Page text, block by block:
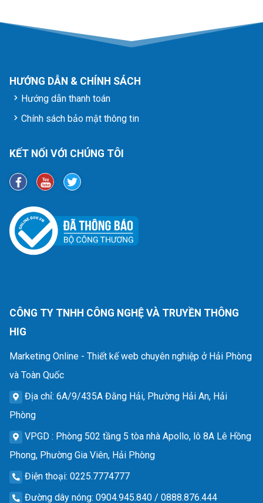
HƯỚNG DẪN & CHÍNH SÁCH
Hướng dẫn thanh toán
Chính sách bảo mật thông tin
KẾT NỐI VỚI CHÚNG TÔI
CÔNG TY TNHH CÔNG NGHỆ VÀ TRUYỀN THÔNG
HIG
Marketing Online - Thiết kế web chuyên nghiệp ở Hải Phòng
và Toàn Quốc
Địa chỉ: 6A/9/435A Đằng Hải, Phường Hải An, Hải
Phòng
VPGD : Phòng 502 tầng 5 tòa nhà Apollo, lô 8A Lê Hồng
Phong, Phường Gia Viên, Hải Phòng
Điện thoại: 0225.7774777
Đường dây nóng: 0904.945.840 / 0888.876.444